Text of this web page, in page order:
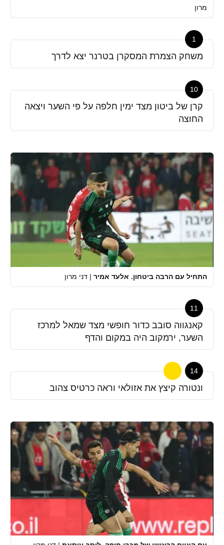
מרון
1
משחק הצמרת המסקרן בטרנר יצא לדרך
10
קרן של ביטון מצד ימין חלפה על פי השער ויצאה
החוצה
התחיל עם הרבה ביטחון. אלעד אמיר | דני מרון
11
קאנגווה סובב כדור חופשי מצד שמאל למרכז
השער, ירמקוב היה במקום והדף
14
ונטורה קיצץ את אזולאי וראה כרטיס צהוב